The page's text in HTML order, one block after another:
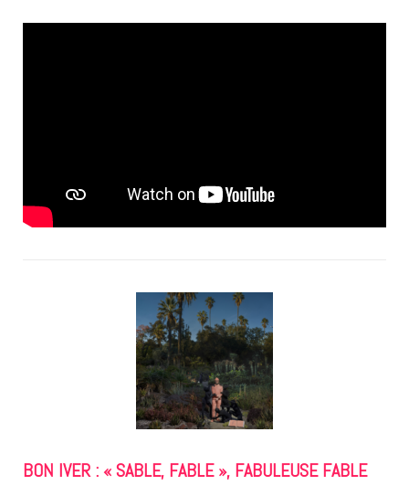
BON IVER : « SABLE, FABLE », FABULEUSE FABLE